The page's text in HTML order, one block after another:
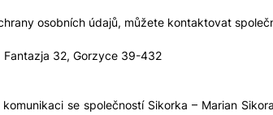
osobních údajů, můžete kontaktovat
Fantazja 32, Gorzyce 39-432
se společností Sikorka – Marian